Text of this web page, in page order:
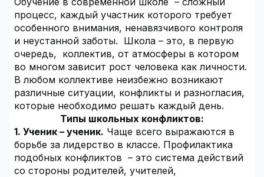
процесс, каждый участник которого требует
особенного внимания, ненавязчивого контроля
и неустанной заботы. Школа – это, в первую
очередь, коллектив, от атмосферы в котором
во многом зависит рост человека как личности.
В любом коллективе неизбежно возникают
различные ситуации, конфликты и разногласия,
которые необходимо решать каждый день.
Типы школьных конфликтов:
1. Ученик – ученик. Чаще всего выражаются в
борьбе за лидерство в классе. Профилактика
подобных конфликтов – это система действий
со стороны родителей, учителей,